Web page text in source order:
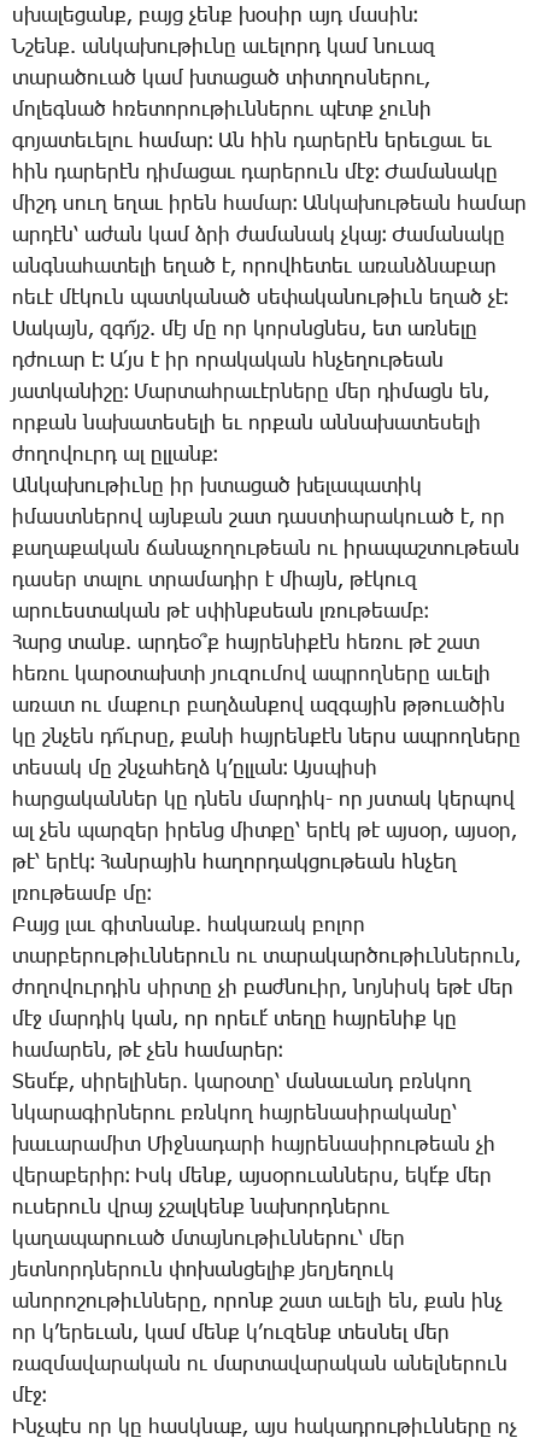
սխա­լե­ցանք, բայց չենք խօ­սիր այդ մա­սին։
Ն­շենք. ան­կա­խու­թիւ­նը ա­ւե­լորդ կամ նո­ւազ
տա­րա­ծո­ւած կամ խտա­ցած տիտ­ղոս­նե­րու,
մո­լեգ­նած հռե­տո­րու­թիւն­նե­րու պէտք չու­նի
գո­յա­տե­ւե­լու հա­մար։ Ան հին դա­րե­րէն ե­րեւ­ցաւ եւ
հին դա­րե­րէն դի­մա­ցաւ դա­րե­րուն մէջ։ ­Ժա­մա­նա­կը
միշդ սուղ ե­ղաւ ի­րեն հա­մար։ Ան­կա­խու­թեան հա­մար
ար­դէն՝ ա­ժան կամ ձրի ժա­մա­նակ չկայ։ ­Ժա­մա­նա­կը
անգ­նա­հա­տե­լի ե­ղած է, ո­րով­հե­տեւ ա­ռանձ­նա­բար
ոե­ւէ մէ­կուն պատ­կա­նած սե­փա­կա­նու­թիւն ե­ղած չէ։
­Սա­կայն, զգո՜յշ. մէյ մը որ կորսնց­նես, ետ առ­նե­լը
դժո­ւար է։ Ա՛յս է իր ո­րա­կա­կան հնչե­ղու­թեան
յատ­կա­նի­շը։ ­Մար­տահ­րա­ւէր­նե­րը մեր դի­մացն են,
որ­քան նա­խա­տե­սե­լի եւ որ­քան ան­նա­խա­տե­սե­լի
ժո­ղո­վուրդ ալ ըլ­լանք։
Ան­կա­խու­թիւ­նը իր խտա­ցած խե­լա­պա­տիկ
ի­մաստ­նե­րով այն­քան շատ դաս­տիա­րա­կո­ւած է, որ
քա­ղա­քա­կան ճա­նա­չո­ղու­թեան ու ի­րա­պաշ­տու­թեան
դա­սեր տա­լու տրա­մա­դիր է միայն, թէ­կուզ
ա­րո­ւես­տա­կան թէ սփինք­սեան լռու­թեամբ։
­Հարց տանք. ար­դեօ՞ք հայ­րե­նի­քէն հե­ռու թէ շատ
հե­ռու կա­րօ­տախ­տի յու­զու­մով ապ­րող­նե­րը ա­ւե­լի
ա­ռատ ու մա­քուր բաղ­ձան­քով ազ­գա­յին թթո­ւա­ծին
կը շնչեն դո՜ւր­սը, քա­նի հայ­րեն­քէն ներս ապ­րող­նե­րը
տե­սակ մը շնչա­հեղձ կ­’ըլ­լան։ Այս­պի­սի
հար­ցա­կան­ներ կը դնեն մար­դիկ- որ յստակ կեր­պով
ալ չեն պար­զեր ի­րենց միտ­քը՝ ե­րէկ թէ այ­սօր, այ­սօր,
թէ՝ ե­րէկ։ ­Հան­րա­յին հա­ղոր­դակ­ցու­թեան հնչեղ
լռու­թեամբ մը։
­Բայց լաւ գիտ­նանք. հա­կա­ռակ բո­լոր
տար­բե­րու­թիւն­նե­րուն ու տա­րա­կար­ծու­թիւն­նե­րուն,
ժո­ղո­վուր­դին սիր­տը չի բաժ­նո­ւիր, նոյ­նիսկ ե­թէ մեր
մէջ մար­դիկ կան, որ ո­րե­ւէ՛ տե­ղը հայ­րե­նիք կը
հա­մա­րեն, թէ չեն հա­մա­րեր։
­Տե­սէ՛ք, սի­րե­լի­ներ. կա­րօ­տը՝ մա­նա­ւանդ բռնկող
նկա­րա­գիր­նե­րու բռնկող հայ­րե­նա­սի­րա­կա­նը՝
խա­ւա­րա­միտ ­Միջ­նա­դա­րի հայ­րե­նա­սի­րու­թեան չի
վե­րա­բե­րիր։ Իսկ մենք, այ­սօ­րո­ւան­ներս, ե­կէ՛ք մեր
ու­սե­րուն վրայ չշալ­կենք նա­խորդ­նե­րու
կա­ղա­պա­րո­ւած մտայ­նու­թիւն­նե­րու՝ մեր
յետ­նորդ­նե­րուն փո­խան­ցե­լիք յեղ­յե­ղուկ
ա­նո­րո­շու­թիւն­նե­րը, ո­րոնք շատ ա­ւե­լի են, քան ինչ
որ կ­’ե­րե­ւան, կամ մենք կ­’ու­զենք տես­նել մեր
ռազ­մա­վա­րա­կան ու մար­տա­վա­րա­կան ա­նել­նե­րուն
մէջ։
Ինչ­պէս որ կը հասկ­նաք, այս հա­կադ­րու­թիւն­նե­րը ոչ